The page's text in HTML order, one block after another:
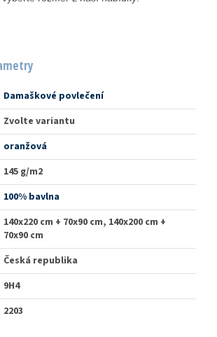
Damaškové povlečení
Zvolte variantu
oranžová
145 g/m2
100% bavlna
140x220 cm + 70x90 cm, 140x200 cm +
70x90 cm
Česká republika
9H4
2203